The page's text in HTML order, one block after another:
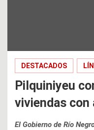
DESTACADOS
Pilquiniyeu
viviendas
El Gobierno de Río